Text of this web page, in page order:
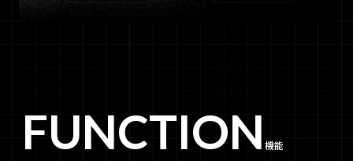
FUNCTION 機能